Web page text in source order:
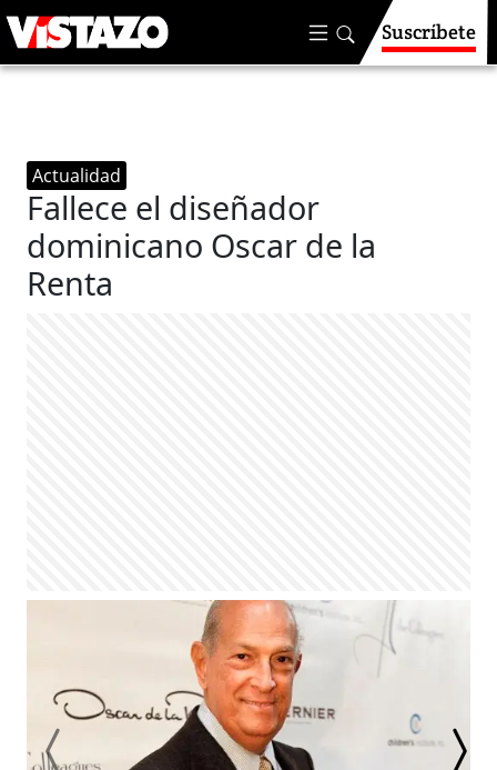
Suscríbete
Actualidad
Fallece el diseñador
dominicano Oscar de la
Renta